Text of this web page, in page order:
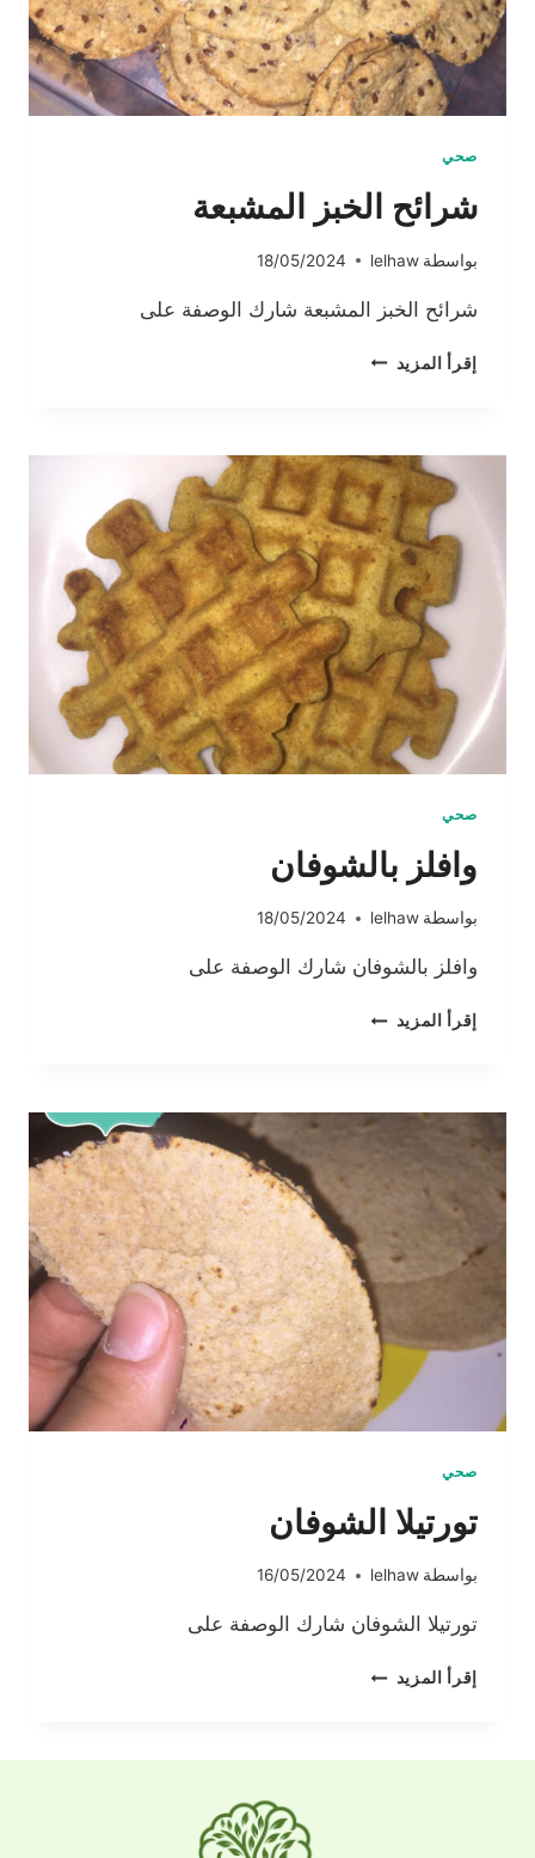
صحي
شرائح الخبز المشبعة
بواسطة lelhaw
18/05/2024
شرائح الخبز المشبعة شارك الوصفة على
إقرأ المزيد شرائح
صحي
وافلز بالشوفان
بواسطة lelhaw
18/05/2024
وافلز بالشوفان شارك الوصفة على
إقرأ المزيد وافلز
صحي
تورتيلا الشوفان
بواسطة lelhaw
16/05/2024
تورتيلا الشوفان شارك الوصفة على
إقرأ المزيد تورتيلا